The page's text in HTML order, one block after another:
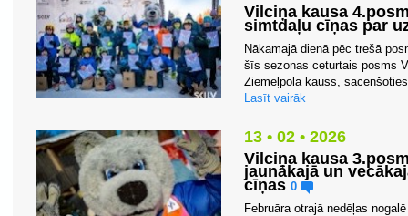
Vilciņa kausa
simtdaļu cīņas par
Nākamajā dienā pēc trešā
šīs sezonas ceturtais posms
Ziemeļpola kauss,
Lasīt vairāk
13 • 02 • 2026
Vilciņa kausa
jaunākajā un
cīņas 0
Februāra otrajā nedēļas